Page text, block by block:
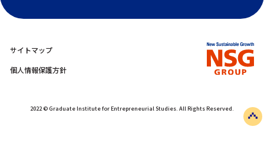
サイトマップ
個人情報保護方針
2022 © Graduate Institute for Entrepreneurial Studies. All Rights Reserved.